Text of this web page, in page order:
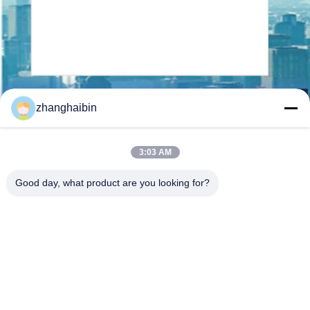
Senden Sie
zhanghaibin
3:03 AM
Good day, what product are you looking for?